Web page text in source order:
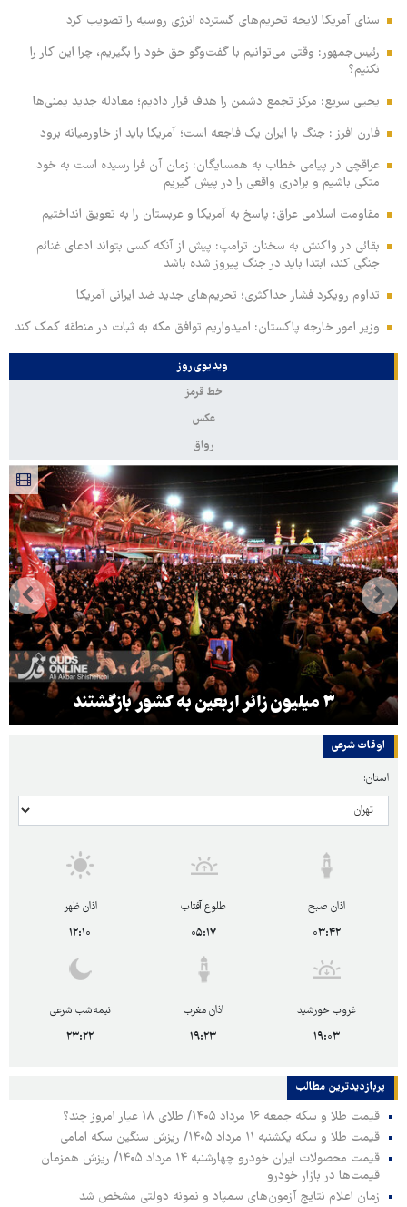
سنای آمریکا لایحه تحریم‌های گسترده انرژی روسیه را تصویب کرد
رئیس‌جمهور: وقتی می‌توانیم با گفت‌وگو حق خود را بگیریم، چرا این کار را
نکنیم؟
یحیی سریع: مرکز تجمع دشمن را هدف قرار دادیم؛ معادله جدید یمنی‌ها
فارن افرز : جنگ با ایران یک فاجعه است؛ آمریکا باید از خاورمیانه برود
عراقچی در پیامی خطاب به همسایگان: زمان آن فرا رسیده است به خود
متکی باشیم و برادری واقعی را در پیش گیریم
مقاومت اسلامی عراق: پاسخ به آمریکا و عربستان را به تعویق انداختیم
بقائی در واکنش به سخنان ترامپ: پیش از آنکه کسی بتواند ادعای غنائم
جنگی کند، ابتدا باید در جنگ پیروز شده باشد
تداوم رویکرد فشار حداکثری؛ تحریم‌های جدید ضد ایرانی آمریکا
وزیر امور خارجه پاکستان: امیدواریم توافق مکه به ثبات در منطقه کمک کند
ویدیوی روز
خط قرمز
عکس
رواق
۳ میلیون زائر اربعین به کشور بازگشتند
اوقات شرعی
استان:
اذان صبح
۰۳:۴۲
طلوع آفتاب
۰۵:۱۷
اذان ظهر
۱۲:۱۰
غروب خورشید
۱۹:۰۳
اذان مغرب
۱۹:۲۳
نیمه‌شب شرعی
۲۳:۲۲
پربازدیدترین‌ مطالب
قیمت طلا و سکه جمعه ۱۶ مرداد ۱۴۰۵/ طلای ۱۸ عیار امروز چند؟
قیمت طلا و سکه یکشنبه ۱۱ مرداد ۱۴۰۵/ ریزش سنگین سکه امامی
قیمت محصولات ایران خودرو چهارشنبه ۱۴ مرداد ۱۴۰۵/ ریزش همزمان
قیمت‌ها در بازار خودرو
زمان اعلام نتایج آزمون‌های سمپاد و نمونه دولتی مشخص شد